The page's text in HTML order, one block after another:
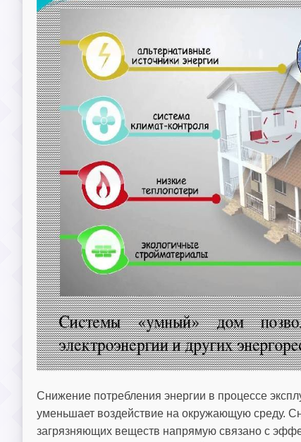
Снижение потребления энергии в процессе
уменьшает воздействие на окружающую среду.
загрязняющих веществ напрямую связано с